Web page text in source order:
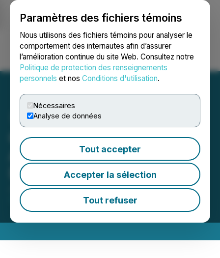
Paramètres des fichiers témoins
Nous utilisons des fichiers témoins pour analyser le
comportement des internautes afin d’assurer
l’amélioration continue du site Web. Consultez notre
Politique de protection des renseignements
personnels et nos Conditions d'utilisation.
Nécessaires
Analyse de données
Tout accepter
Accepter la sélection
Tout refuser
Ouvrir une session Recherche English
Cardinal Energy Ltd.
Announces Monthly
Dividend for June
June 08, 2026 5:30 PM EDT | Source:Cardinal
Energy Ltd.